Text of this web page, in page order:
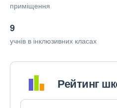
приміщення
9
учнів в інклюзивних класах
Рейтинг